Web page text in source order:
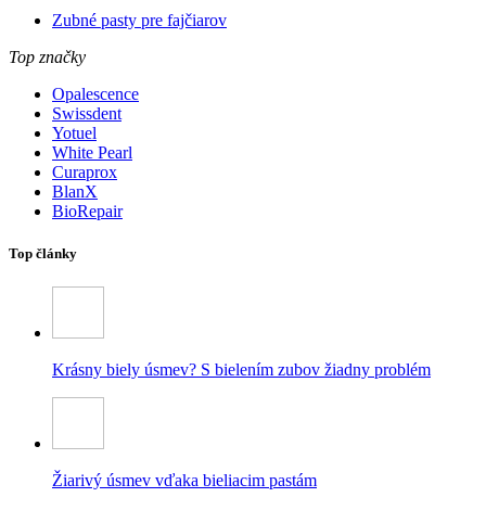
Zubné pasty pre fajčiarov
Top značky
Opalescence
Swissdent
Yotuel
White Pearl
Curaprox
BlanX
BioRepair
Top články
Krásny biely úsmev? S bielením zubov žiadny problém
Žiarivý úsmev vďaka bieliacim pastám